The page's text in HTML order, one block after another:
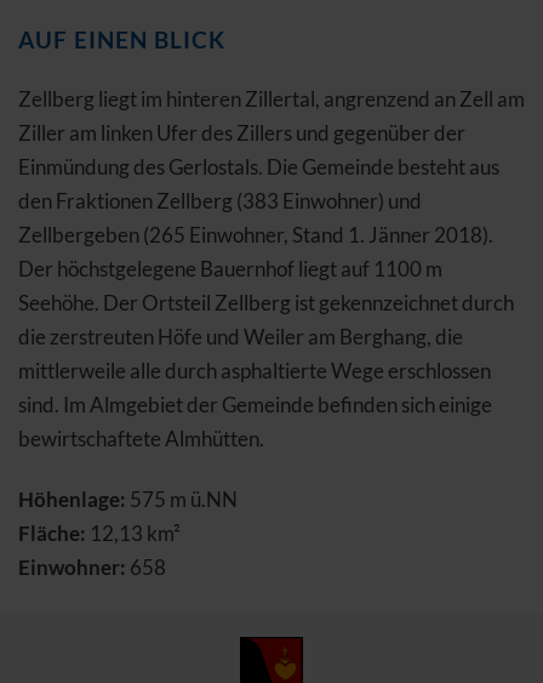
AUF EINEN BLICK
Zellberg liegt im hinteren Zillertal, angrenzend an Zell am
Ziller am linken Ufer des Zillers und gegenüber der
Einmündung des Gerlostals. Die Gemeinde besteht aus
den Fraktionen Zellberg (383 Einwohner) und
Zellbergeben (265 Einwohner, Stand 1. Jänner 2018).
Der höchstgelegene Bauernhof liegt auf 1100 m
Seehöhe. Der Ortsteil Zellberg ist gekennzeichnet durch
die zerstreuten Höfe und Weiler am Berghang, die
mittlerweile alle durch asphaltierte Wege erschlossen
sind. Im Almgebiet der Gemeinde befinden sich einige
bewirtschaftete Almhütten.
Höhenlage: 575 m ü.NN
Fläche: 12,13 km²
Einwohner: 658